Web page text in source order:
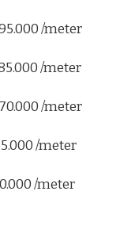
/meter
/meter
/meter
/meter
/meter